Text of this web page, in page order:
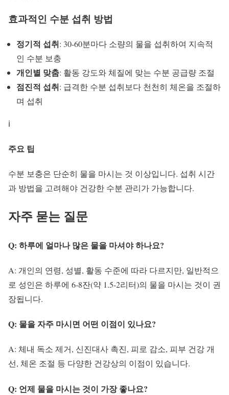
효과적인 수분 섭취 방법
정기적 섭취: 30-60분마다 소량의 물을 섭취하여 지속적
인 수분 보충
개인별 맞춤: 활동 강도와 체질에 맞는 수분 공급량 조절
점진적 섭취: 급격한 수분 섭취보다 천천히 체온을 조절하
며 섭취
ℹ️
주요 팁
수분 보충은 단순히 물을 마시는 것 이상입니다. 섭취 시간
과 방법을 고려해야 건강한 수분 관리가 가능합니다.
자주 묻는 질문
Q: 하루에 얼마나 많은 물을 마셔야 하나요?
A: 개인의 연령, 성별, 활동 수준에 따라 다르지만, 일반적으
로 성인은 하루에 6-8잔(약 1.5-2리터)의 물을 마시는 것이 권
장됩니다.
Q: 물을 자주 마시면 어떤 이점이 있나요?
A: 체내 독소 제거, 신진대사 촉진, 피로 감소, 피부 건강 개
선, 체온 조절 등 다양한 건강상의 이점이 있습니다.
Q: 언제 물을 마시는 것이 가장 좋나요?